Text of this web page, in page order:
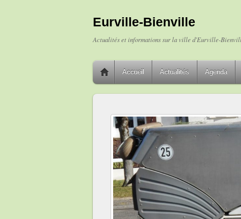
Eurville-Bienville
Actualités et informations sur la ville d'Eurville-
Accueil Actualités Agenda